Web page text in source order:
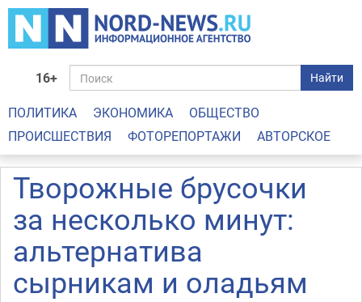
16+ Найти
ПОЛИТИКА ЭКОНОМИКА
ОБЩЕСТВО
ПРОИСШЕСТВИЯ
ФОТОРЕПОРТАЖИ АВТОРСКОЕ
Творожные брусочки
за несколько минут:
альтернатива
сырникам и оладьям